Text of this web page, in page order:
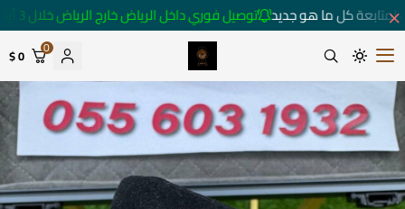
كل ما هو جديد توصيل فوري داخل الرياض خارج الرياض خلال 3 أيام 🚚
متجر ساعات رومانس
0
0 $